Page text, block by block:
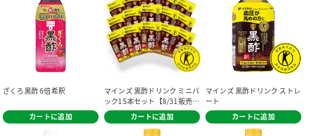
ざくろ黒酢 6倍希釈
カートに追加
マインズ 黒酢ドリンク ミニパ
ック15本セット【8/31販売終
了予定】カートに追加
マインズ 黒酢ドリンク ストレ
ート
カートに追加